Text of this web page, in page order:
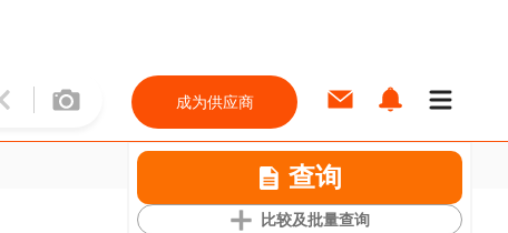
成为供应商
查询
比较及批量查询